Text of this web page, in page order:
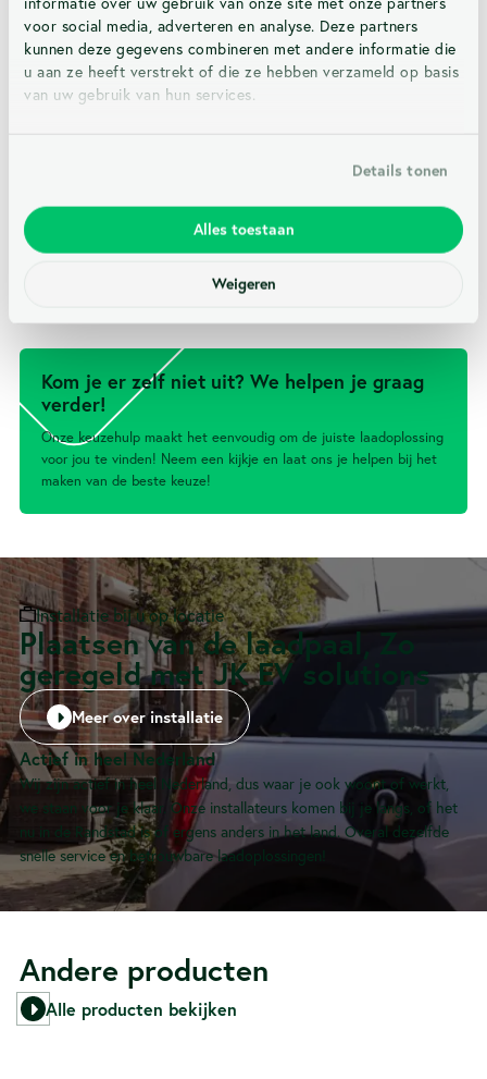
voor social media, adverteren en analyse. Deze partners
kunnen deze gegevens combineren met andere informatie die
u aan ze heeft verstrekt of die ze hebben verzameld op basis
van uw gebruik van hun services.
Details tonen
Alles toestaan
Weigeren
230V-400V AC verrekening
Nee
Beschermingsgraad
Kom je er zelf niet uit? We helpen je graag
verder!
Onze keuzehulp maakt het eenvoudig om de juiste laadoplossing
voor jou te vinden! Neem een kijkje en laat ons je helpen bij het
maken van de beste keuze!
Installatie bij u op locatie
Plaatsen van de laadpaal, Zo
geregeld met JK EV solutions
Meer over installatie
Actief in heel Nederland
Wij zijn actief in heel Nederland, dus waar je ook woont of werkt,
we staan voor je klaar. Onze installateurs komen bij je langs, of het
nu in de Randstad is of ergens anders in het land. Overal dezelfde
snelle service en betrouwbare laadoplossingen!
Andere producten
Alle producten bekijken